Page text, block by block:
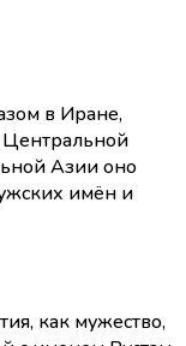
в Иране,
Центральной
Азии оно
имён и
как мужество,